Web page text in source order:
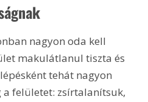
nagyon oda kell
makulátlanul tiszta és
tehát nagyon
felületet: zsírtalanítsuk,